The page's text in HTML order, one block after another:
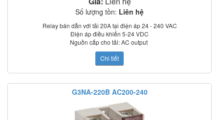
Số lượng tồn: Liên hệ
Relay bán dẫn với tải 20A tại điện áp 24 - 240 VAC
Điện áp điều khiển 5-24 VDC
Nguồn cấp cho tải: AC output
Điện áp tải định mức: 200 VAC
Dòng tải định mức: 20.0 A
Thời gian tác động: 1/2 of load power source cycle + 1 ms max. (DC
input); 3/2 of load power source cycle + 1 ms max. (AC input)
Dòng rò: 5 mA max. (at 100 VAC); 0 mA max. (at 200 VAC)
Điện trở cách điện: 100 MΩ min. (at 500 VDC)
Chỉ thị trạng thái: LED
Có nắp che bảo vệ
Chi tiết
G3NA-220B AC200-240